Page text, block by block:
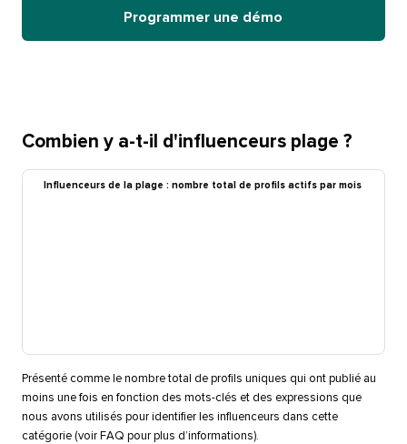
Programmer une démo​​
Combien y a-t-il d'influenceurs plage ?​​
Influenceurs de la plage : nombre total de profils actifs par mois​​
Présenté comme le nombre total de profils uniques qui ont publié au
moins une fois en fonction des mots-clés et des expressions que
nous avons utilisés pour identifier les influenceurs dans cette
catégorie (voir FAQ pour plus d’informations).​​